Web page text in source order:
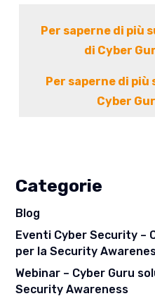
Categorie
Blog
Eventi Cyber Security –
per la Security
Webinar – Cyber Guru
Security Awareness
Per saperne di più
di Cyber
Per saperne di
Cyber